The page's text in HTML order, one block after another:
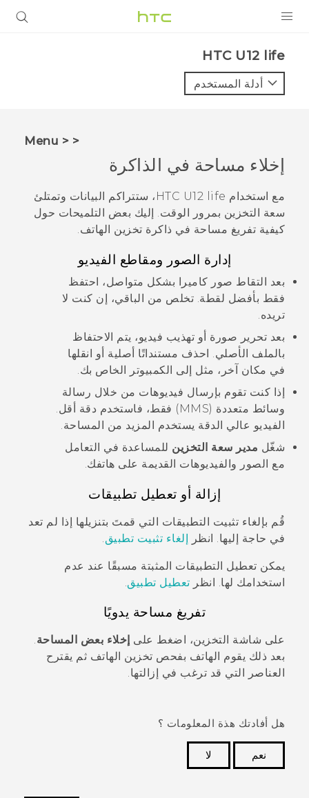
VIVE
VIVERSE
البرامج + التطبيقات
الدعم
HTC U12 life‎
أدلة المستخدم
< < Menu
إخلاء مساحة في الذاكرة
مع استخدام HTC U12 life ، ستتراكم البيانات وتمتلئ
سعة التخزين بمرور الوقت. إليك بعض التلميحات حول
كيفية تفريغ مساحة في ذاكرة تخزين الهاتف.
إدارة الصور ومقاطع الفيديو
بعد التقاط صور كاميرا بشكل متواصل، احتفظ
فقط بأفضل لقطة. تخلص من الباقي، إن كنت لا
تريده.
بعد تحرير صورة أو تهذيب فيديو، يتم الاحتفاظ
بالملف الأصلي. احذف مستنداتًا أصلية أو انقلها
في مكان آخر، مثل إلى الكمبيوتر الخاص بك.
إذا كنت تقوم بإرسال فيديوهات من خلال رسالة
وسائط متعددة (MMS) فقط، فاستخدم دقة أقل.
الفيديو عالي الدقة يستخدم المزيد من المساحة.
شغّل مدير سعة التخزين للمساعدة في التعامل
مع الصور والفيديوهات القديمة على هاتفك.
إزالة أو تعطيل تطبيقات
قُم بإلغاء تثبيت التطبيقات التي قمتَ بتنزيلها إذا لم تعد
في حاجة إليها. انظر إلغاء تثبيت تطبيق
يمكن تعطيل التطبيقات المثبتة مسبقًا عند عدم
استخدامك لها. انظر تعطيل تطبيق
تفريغ مساحة يدويًا
على شاشة التخزين، اضغط على إخلاء بعض المساحة.
بعد ذلك يقوم الهاتف بفحص تخزين الهاتف ثم يقترح
العناصر التي قد ترغب في إزالتها.
هل أفادتك هذة المعلومات ؟
نعم
لا